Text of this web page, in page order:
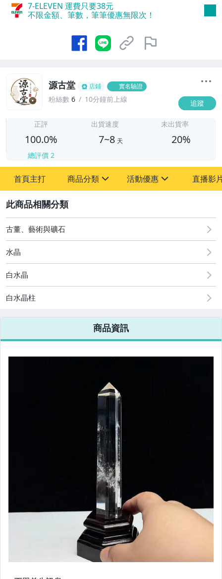
7-ELEVEN 運費只要38元
不限金額、筆數，筆筆優惠無限次！
源古堂 店鋪 實名驗證
粉絲數 6 10分鐘前上線 追蹤
正評
100.0%
總評價 2
出貨速度
7~8 天
未出貨率
20%
首頁主打 商品分類
其它
活動優惠
[全店] 周年慶
[全店] 粉絲專享
直播影
古董、藝術與礦石
水晶
白水晶
白水晶柱
商品資訊